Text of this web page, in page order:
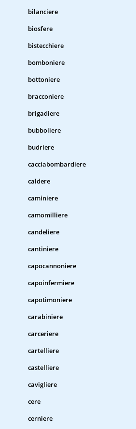
bilanciere
biosfere
bistecchiere
bomboniere
bottoniere
bracconiere
brigadiere
bubboliere
budriere
cacciabombardiere
caldere
caminiere
camomilliere
candeliere
cantiniere
capocannoniere
capoinfermiere
capotimoniere
carabiniere
carceriere
cartelliere
castelliere
cavigliere
cere
cerniere